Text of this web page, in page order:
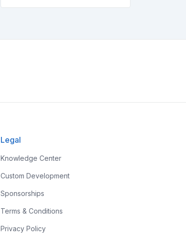
Legal
Knowledge Center
Custom Development
Sponsorships
Terms & Conditions
Privacy Policy